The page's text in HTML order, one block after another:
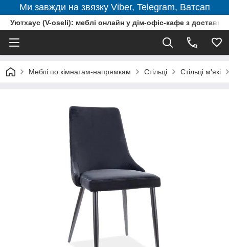
Ми завжди на звязку Viber, Telegram, Ватсап
Уютхаус (V-oseli): меблі онлайн у дім-офіс-кафе з
Меблі по кімнатам-напрямкам Стільці Стільці м'які